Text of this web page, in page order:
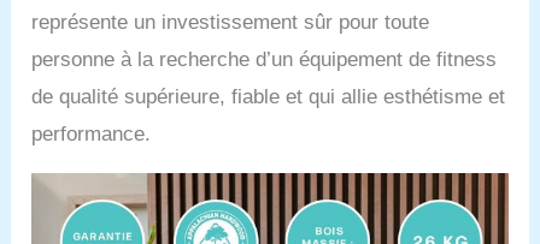
représente un investissement sûr pour toute
personne à la recherche d’un équipement de fitness
de qualité supérieure, fiable et qui allie esthétisme et
performance.